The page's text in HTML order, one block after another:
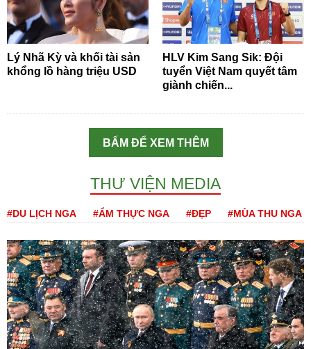
Lý Nhã Kỳ và khối tài sản
khổng lồ hàng triệu USD
HLV Kim Sang Sik: Đội
tuyển Việt Nam quyết tâm
giành chiến...
BẤM ĐỂ XEM THÊM
THƯ VIỆN MEDIA
#DU LỊCH NGA #ẨM THỰC NGA #ĐẸP #MÙA THU NGA